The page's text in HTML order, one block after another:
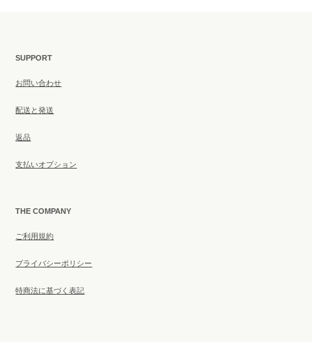
SUPPORT
お問い合わせ
配送と発送
返品
支払いオプション
THE COMPANY
ご利用規約
プライバシーポリシー
特商法に基づく表記